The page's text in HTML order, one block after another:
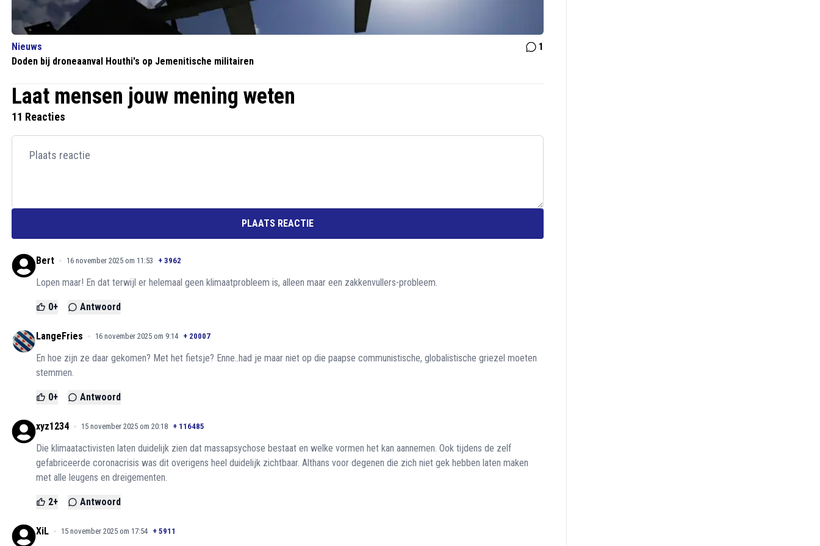
Nieuws
1
Doden bij droneaanval Houthi's op Jemenitische militairen
Laat mensen jouw mening weten
11 Reacties
PLAATS REACTIE
Bert 16 november 2025 om 11:53 + 3962
Lopen maar! En dat terwijl er helemaal geen klimaatprobleem is, alleen maar een zakkenvullers-probleem.
0+ Antwoord
LangeFries 16 november 2025 om 9:14 + 20007
En hoe zijn ze daar gekomen? Met het fietsje? Enne..had je maar niet op die paapse communistische, globalistische griezel moeten
stemmen.
0+ Antwoord
xyz1234 15 november 2025 om 20:18 + 116485
Die klimaatactivisten laten duidelijk zien dat massapsychose bestaat en welke vormen het kan aannemen. Ook tijdens de zelf
gefabriceerde coronacrisis was dit overigens heel duidelijk zichtbaar. Althans voor degenen die zich niet gek hebben laten maken
met alle leugens en dreigementen.
2+ Antwoord
XiL 15 november 2025 om 17:54 + 5911